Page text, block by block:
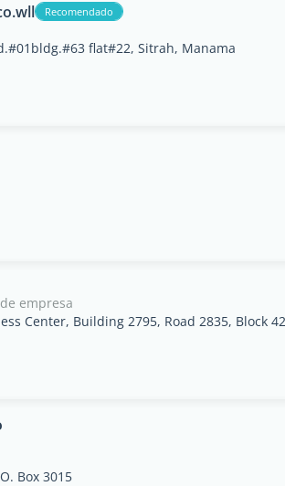
Recomendado
flat#22, Sitrah, Manama
empresa
Box 3015